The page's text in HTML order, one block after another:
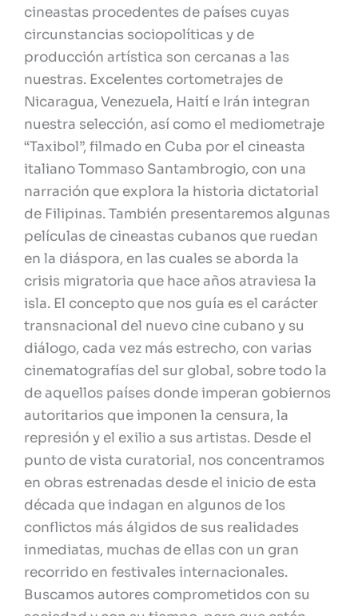
cineastas procedentes de países cuyas
circunstancias sociopolíticas y de
producción artística son cercanas a las
nuestras. Excelentes cortometrajes de
Nicaragua, Venezuela, Haití e Irán integran
nuestra selección, así como el mediometraje
“Taxibol”, filmado en Cuba por el cineasta
italiano Tommaso Santambrogio, con una
narración que explora la historia dictatorial
de Filipinas. También presentaremos algunas
películas de cineastas cubanos que ruedan
en la diáspora, en las cuales se aborda la
crisis migratoria que hace años atraviesa la
isla. El concepto que nos guía es el carácter
transnacional del nuevo cine cubano y su
diálogo, cada vez más estrecho, con varias
cinematografías del sur global, sobre todo la
de aquellos países donde imperan gobiernos
autoritarios que imponen la censura, la
represión y el exilio a sus artistas. Desde el
punto de vista curatorial, nos concentramos
en obras estrenadas desde el inicio de esta
década que indagan en algunos de los
conflictos más álgidos de sus realidades
inmediatas, muchas de ellas con un gran
recorrido en festivales internacionales.
Buscamos autores comprometidos con su